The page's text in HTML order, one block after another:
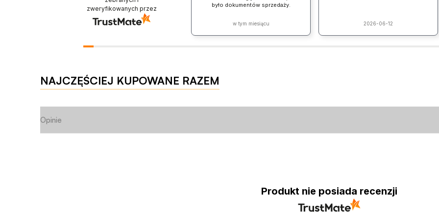
zweryfikowanych przez
było dokumentów sprzedaży.
w tym miesiącu 2026-06-12
NAJCZĘŚCIEJ KUPOWANE RAZEM
Opinie
Produkt nie posiada recenzji